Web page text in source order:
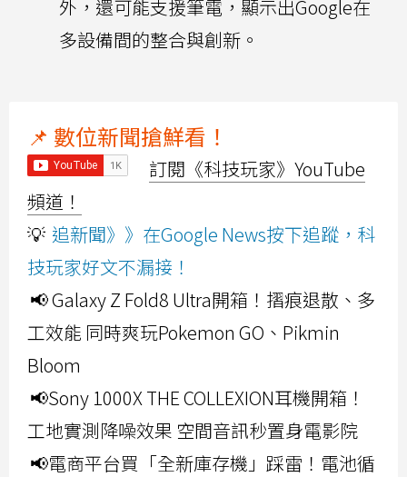
外，還可能支援筆電，顯示出Google在
多設備間的整合與創新。
📌 數位新聞搶鮮看！
訂閱《科技玩家》YouTube
頻道！
💡 追新聞》》在Google News按下追蹤，科
技玩家好文不漏接！
📢 Galaxy Z Fold8 Ultra開箱！摺痕退散、多
工效能 同時爽玩Pokemon GO、Pikmin
Bloom
📢Sony 1000X THE COLLEXION耳機開箱！
工地實測降噪效果 空間音訊秒置身電影院
📢電商平台買「全新庫存機」踩雷！電池循